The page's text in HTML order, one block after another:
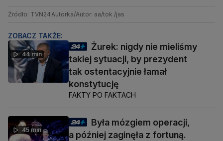
Źródło: TVN24Autorka/Autor: aa/tok /jas
ZOBACZ TAKŻE:
44 min
Żurek: nigdy nie mieliśmy
takiej sytuacji, by prezydent
tak ostentacyjnie łamał
konstytucję
FAKTY PO FAKTACH
45 min
Była mózgiem operacji,
a później zaginęła z fortuną.